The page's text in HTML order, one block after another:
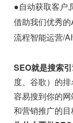
●自动获取客户,
借助我们优秀
流程智能运营/
SEO就是搜索
度、谷歌）的
容易搜到你的
和营销推广的目